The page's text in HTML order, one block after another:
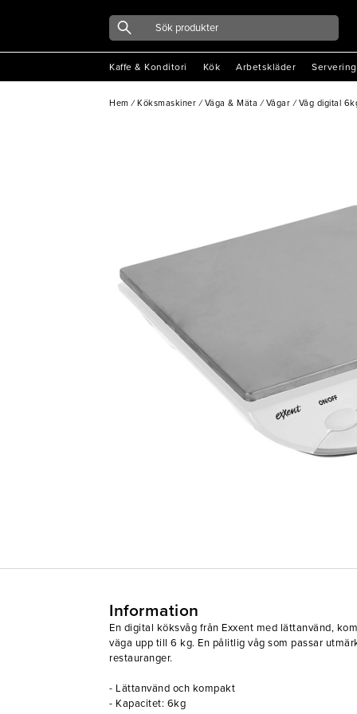
Kaffe & Konditori Kök Arbetskläder Servering
Hem / Köksmaskiner / Väga & Mäta / Vågar / Våg digital
Information
En digital köksvåg från Exxent med lättanvänd,
väga upp till 6 kg. En pålitlig våg som passar
restauranger.
- Lättanvänd och kompakt
- Kapacitet: 6kg